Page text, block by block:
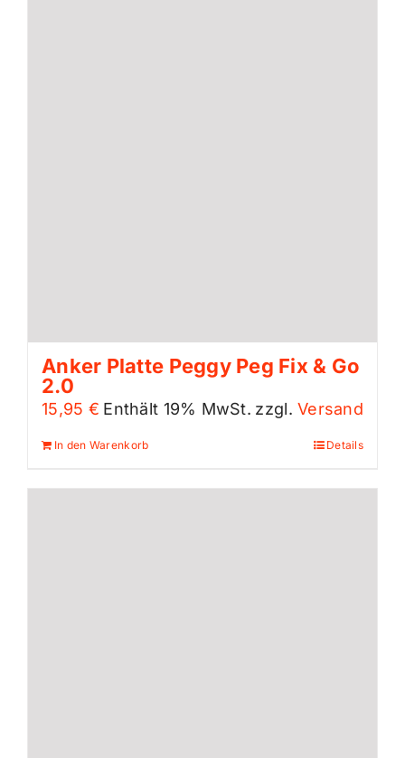
Anker Platte Peggy Peg Fix & Go
2.0
15,95 € Enthält 19% MwSt. zzgl.Versand
In den Warenkorb Details